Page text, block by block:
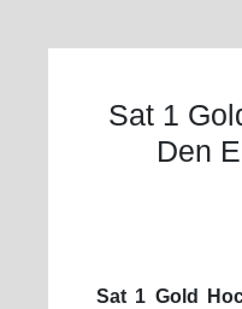
Sat 1
Den
Sat 1 Gold